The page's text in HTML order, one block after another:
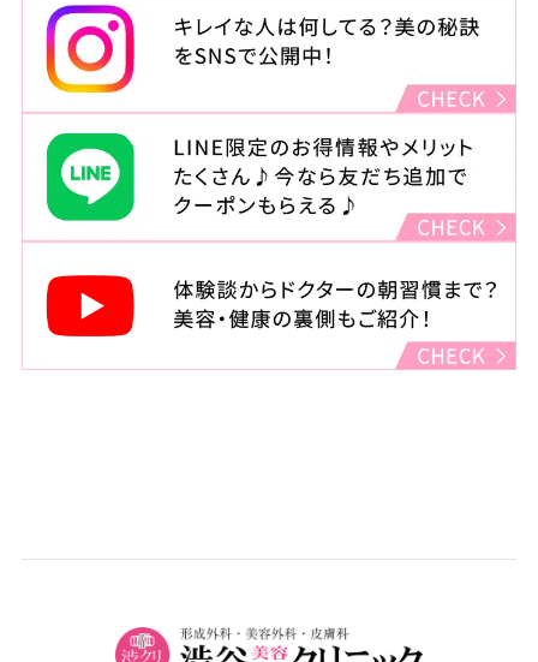
住所
渋谷西村總本店ビル4F
診療時間
月・木・金（祝日をのぞく）
：11:00～14:00 15:00～23:00
火・水
土・日・祝
：10:00～14:00 15:00～19:00